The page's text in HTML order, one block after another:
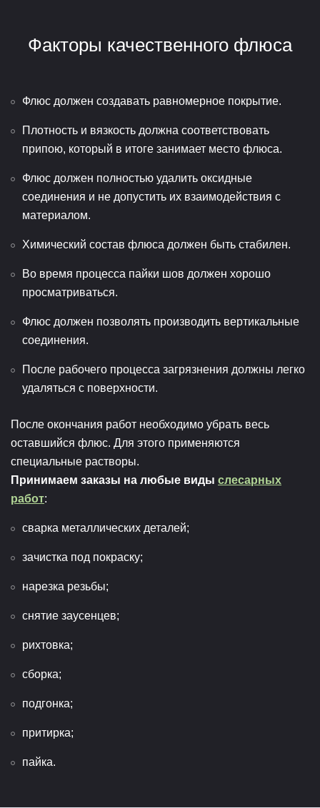
Факторы качественного флюса
Флюс должен создавать равномерное покрытие.
Плотность и вязкость должна соответствовать
припою, который в итоге занимает место флюса.
Флюс должен полностью удалить оксидные
соединения и не допустить их взаимодействия с
материалом.
Химический состав флюса должен быть стабилен.
Во время процесса пайки шов должен хорошо
просматриваться.
Флюс должен позволять производить вертикальные
соединения.
После рабочего процесса загрязнения должны легко
удаляться с поверхности.
После окончания работ необходимо убрать весь
оставшийся флюс. Для этого применяются
специальные растворы.
Принимаем заказы на любые виды слесарных
работ:
сварка металлических деталей;
зачистка под покраску;
нарезка резьбы;
снятие заусенцев;
рихтовка;
сборка;
подгонка;
притирка;
пайка.